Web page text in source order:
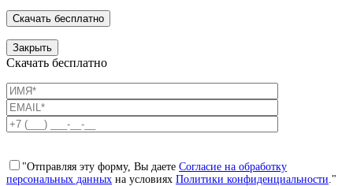
Закрыть
Скачать бесплатно
"Отправляя эту форму, Вы даете Согласие на обработку
персональных данных на условиях Политики конфиденциальности ."